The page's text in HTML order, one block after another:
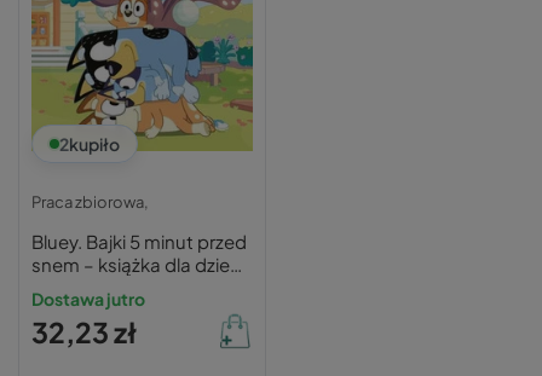
2kupiło
Praca zbiorowa,
Bluey. Bajki 5 minut przed
snem – książka dla dzieci
3+
Dostawa jutro
32,23 zł